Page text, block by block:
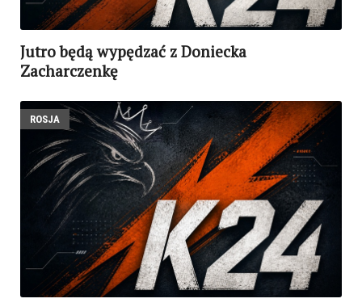
Jutro będą wypędzać z Doniecka
Zacharczenkę
ROSJA